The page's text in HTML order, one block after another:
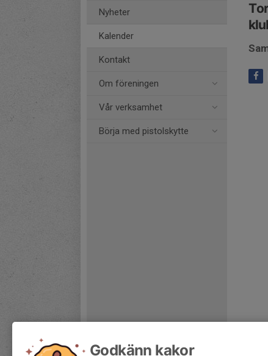
Nyheter
Kalender
Kontakt
Om föreningen
Vår verksamhet
Börja med pistolskytte
Godkänn kakor